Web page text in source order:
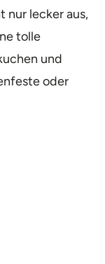
nur lecker aus,
tolle
und
oder